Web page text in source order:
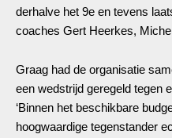
derhalve het 9e en tevens
coaches Gert Heerkes,
Graag had de organisatie
een wedstrijd geregeld tegen
‘Binnen het beschikbare
hoogwaardige tegenstander